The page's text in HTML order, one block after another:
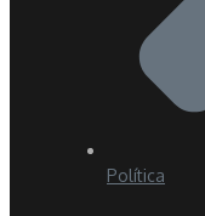
Política